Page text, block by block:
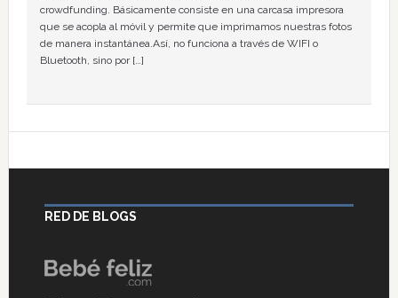
crowdfunding. Básicamente consiste en una carcasa impresora
que se acopla al móvil y permite que imprimamos nuestras fotos
de manera instantánea.Así, no funciona a través de WIFI o
Bluetooth, sino por […]
RED DE BLOGS